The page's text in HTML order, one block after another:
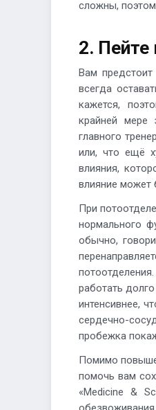
сложны,
2. Пейте
Вам
всегда
кажется,
крайней мере
главного
или, что ещё
влияния,
влияние может
При
нормального
обычно,
работать
интенсивнее,
сердечно-
пробежка
Помимо
помочь вам
«Medicine &